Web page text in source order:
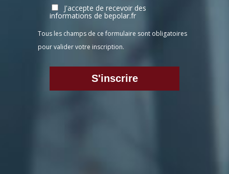
J'accepte de recevoir des
informations de bepolar.fr
Tous les champs de ce formulaire sont obligatoires
pour valider votre inscription.